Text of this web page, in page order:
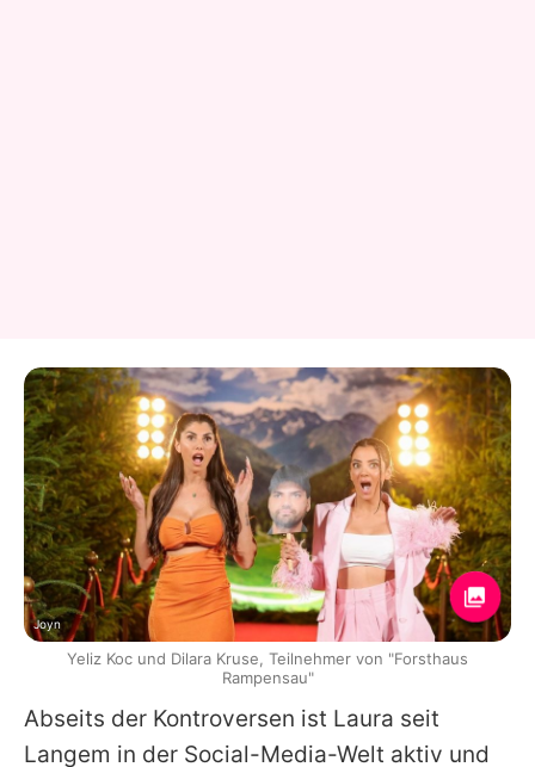
Abseits der Kontroversen ist Laura seit
Langem in der Social-Media-Welt aktiv und
Joyn
Yeliz Koc und Dilara Kruse, Teilnehmer von "Forsthaus
Rampensau"